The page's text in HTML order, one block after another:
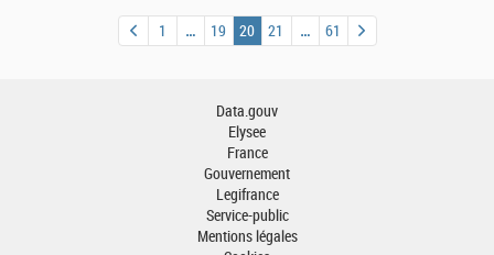
1 19 20 21 61
Data.gouv
Elysee
France
Gouvernement
Legifrance
Service-public
Mentions légales